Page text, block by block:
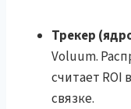
Трекер
Voluum.
считает
связке.